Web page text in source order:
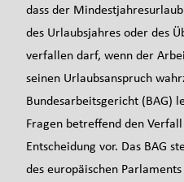
dass der
des Urlaubsjahres oder des
verfallen darf, wenn der
seinen Urlaubsanspruch
Bundesarbeitsgericht (BAG)
Fragen betreffend den
Entscheidung vor. Das BAG
des europäischen